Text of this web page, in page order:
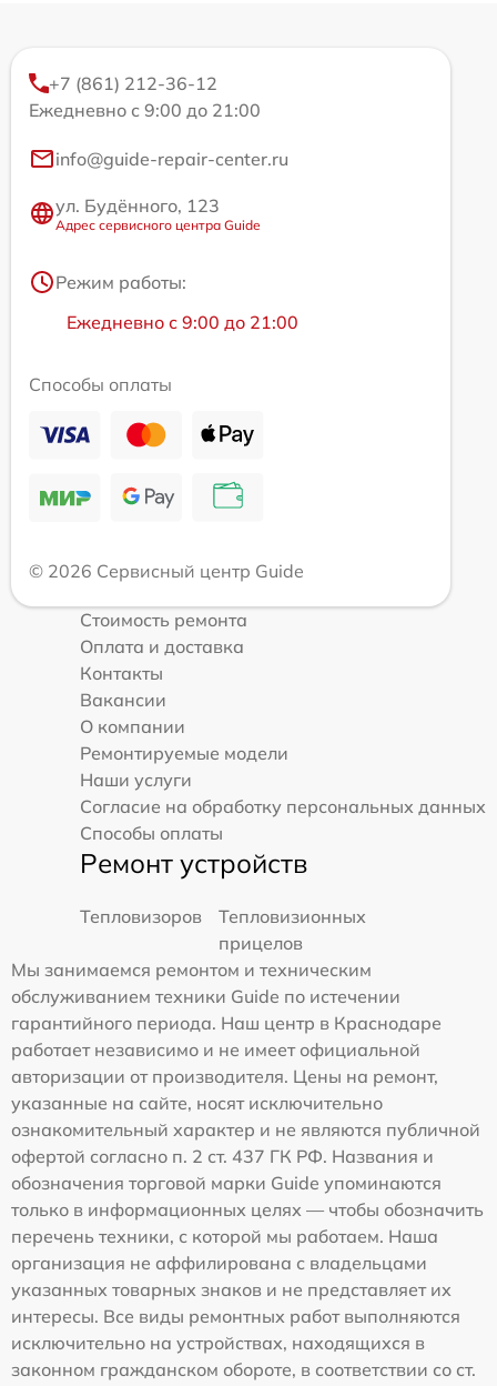
+7 (861) 212-36-12
Ежедневно с 9:00 до 21:00
info@guide-repair-center.ru
ул. Будённого, 123
Адрес сервисного центра Guide
Режим работы:
Ежедневно с 9:00 до 21:00
Способы оплаты
© 2026 Сервисный центр Guide
Стоимость ремонта
Оплата и доставка
Контакты
Вакансии
О компании
Ремонтируемые модели
Наши услуги
Согласие на обработку персональных данных
Способы оплаты
Ремонт устройств
Тепловизоров
Тепловизионных
прицелов
Мы занимаемся ремонтом и техническим
обслуживанием техники Guide по истечении
гарантийного периода. Наш центр в Краснодаре
работает независимо и не имеет официальной
авторизации от производителя. Цены на ремонт,
указанные на сайте, носят исключительно
ознакомительный характер и не являются публичной
офертой согласно п. 2 ст. 437 ГК РФ. Названия и
обозначения торговой марки Guide упоминаются
только в информационных целях — чтобы обозначить
перечень техники, с которой мы работаем. Наша
организация не аффилирована с владельцами
указанных товарных знаков и не представляет их
интересы. Все виды ремонтных работ выполняются
исключительно на устройствах, находящихся в
законном гражданском обороте, в соответствии со ст.